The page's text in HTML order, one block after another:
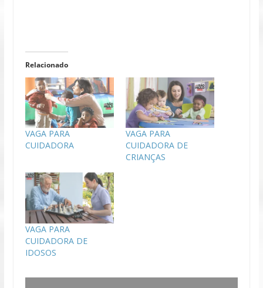
Relacionado
VAGA PARA
CUIDADORA
VAGA PARA
CUIDADORA DE
CRIANÇAS
VAGA PARA
CUIDADORA DE
IDOSOS